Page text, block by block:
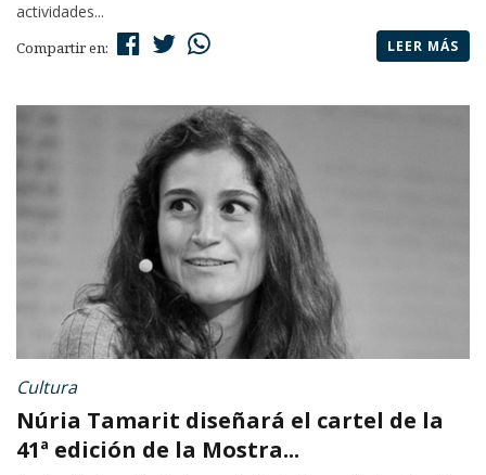
actividades...
Compartir en: LEER MÁS
Cultura
Núria Tamarit diseñará el cartel de la
41ª edición de la Mostra...